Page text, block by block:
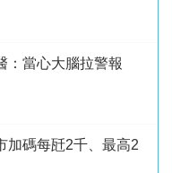
當心大腦拉警報
碼每瓩2千、最高2